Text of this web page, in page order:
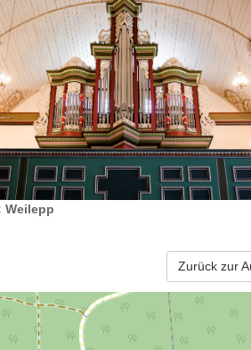
Weilepp
Zurück zur